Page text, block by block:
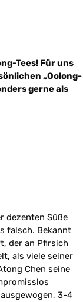
Tees! Für uns
„Oolong-
gerne als
dezenten Süße
falsch. Bekannt
der an Pfirsich
als viele seiner
Chen seine
3-4